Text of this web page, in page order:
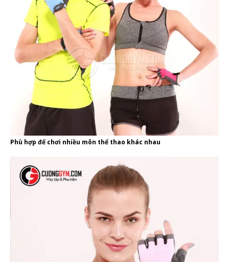
Phù hợp để chơi nhiều môn thể thao khác nhau